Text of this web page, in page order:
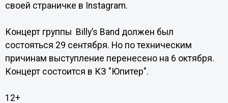
своей страничке в Instagram.
Концерт группы Billy’s Band должен был
состояться 29 сентября. Но по техническим
причинам выступление перенесено на 6 октября.
Концерт состоится в КЗ "Юпитер".
12+